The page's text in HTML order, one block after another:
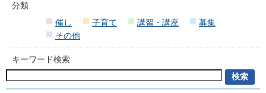
分類
催し
子育て 講習・講座
募集
その他
キーワード検索